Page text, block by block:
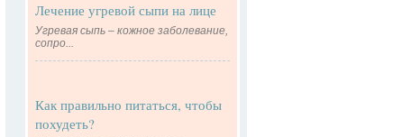
Лечение угревой сыпи на лице
Угревая сыпь – кожное заболевание,
сопро...
Как правильно питаться, чтобы
похудеть?